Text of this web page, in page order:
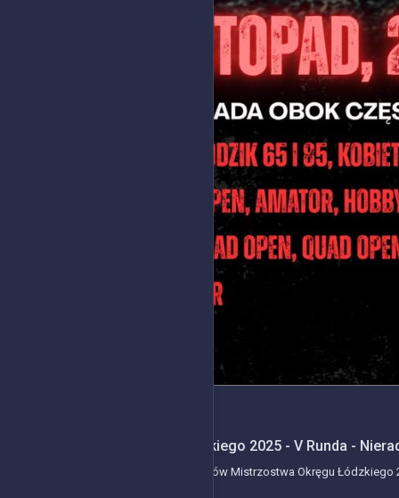
Mistrzostwa Okręgu Łódzkiego 2025 - V Runda -
Kolejne wydarzenie z serii wyścigów Mistrzostwa Okręgu